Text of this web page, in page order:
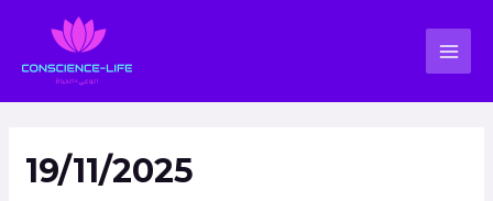
contenu
19/11/2025
Navigation
articles